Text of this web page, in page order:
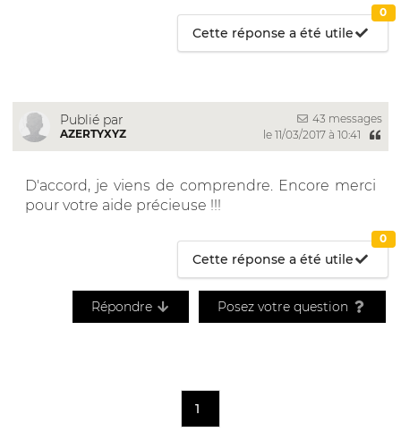
Cette réponse a été utile
0
Publié par
AZERTYXYZ
43 messages
le 11/03/2017 à 10:41
D'accord, je viens de comprendre. Encore merci
pour votre aide précieuse !!!
Cette réponse a été utile
0
Répondre Posez votre question
1